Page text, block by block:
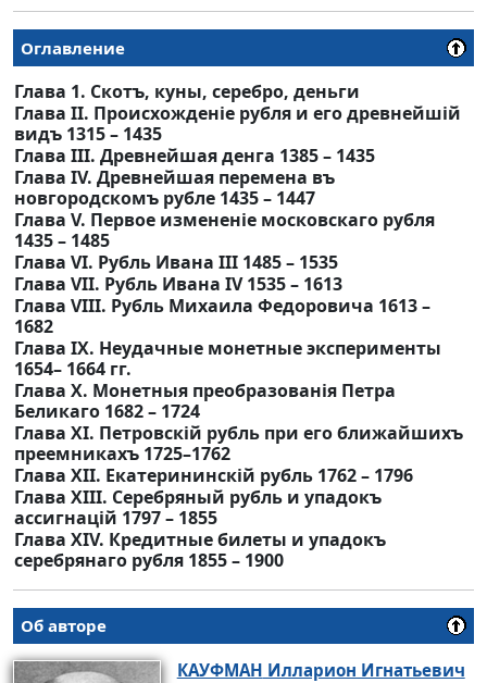
Оглавление
Глава 1. Скотъ, куны, серебро, деньги
Глава II. Происхожденiе рубля и его древнейшiй
видъ 1315 – 1435
Глава III. Древнейшая денга 1385 – 1435
Глава IV. Древнейшая перемена въ
новгородскомъ рубле 1435 – 1447
Глава V. Первое измененiе московскаго рубля
1435 – 1485
Глава VI. Рубль Ивана III 1485 – 1535
Глава VII. Рубль Ивана IV 1535 – 1613
Глава VIII. Рубль Михаила Федоровича 1613 –
1682
Глава IX. Неудачные монетные эксперименты
1654– 1664 гг.
Глава Х. Монетныя преобразованiя Петра
Беликаго 1682 – 1724
Глава XI. Петровскiй рубль при его ближайшихъ
преемникахъ 1725–1762
Глава ХII. Екатерининскiй рубль 1762 – 1796
Глава XIII. Серебряный рубль и упадокъ
ассигнацiй 1797 – 1855
Глава ХIV. Кредитные билеты и упадокъ
серебрянаго рубля 1855 – 1900
Об авторе
КАУФМАН Илларион Игнатьевич